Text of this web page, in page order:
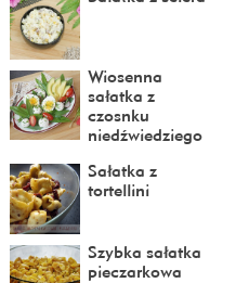
Wiosenna
sałatka z
czosnku
niedźwiedziego
Sałatka z
tortellini
Szybka sałatka
pieczarkowa